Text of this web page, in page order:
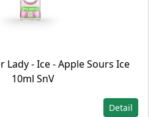
Lady - Ice - Apple Sours Ice
10ml SnV
Detail